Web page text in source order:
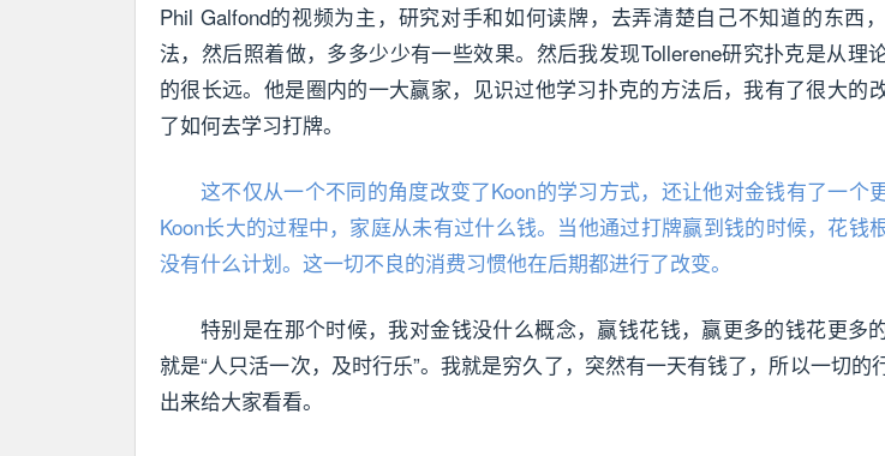
Phil Galfond的视频为主，研究对手和如何读牌，去弄清楚自己不知道的东西
法，然后照着做，多多少少有一些效果。然后我发现Tollerene研究扑克是从理
的很长远。他是圈内的一大赢家，见识过他学习扑克的方法后，我有了很大的
了如何去学习打牌。
这不仅从一个不同的角度改变了Koon的学习方式，还让他对金钱有了一个
Koon长大的过程中，家庭从未有过什么钱。当他通过打牌赢到钱的时候，花钱
没有什么计划。这一切不良的消费习惯他在后期都进行了改变。
特别是在那个时候，我对金钱没什么概念，赢钱花钱，赢更多的钱花更多
就是“人只活一次，及时行乐”。我就是穷久了，突然有一天有钱了，所以一切的
出来给大家看看。